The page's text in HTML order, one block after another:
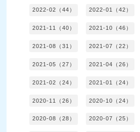
2022-02（44） 2022-01（42）
2021-11（40） 2021-10（46）
2021-08（31） 2021-07（22）
2021-05（27） 2021-04（26）
2021-02（24） 2021-01（24）
2020-11（26） 2020-10（24）
2020-08（28） 2020-07（25）